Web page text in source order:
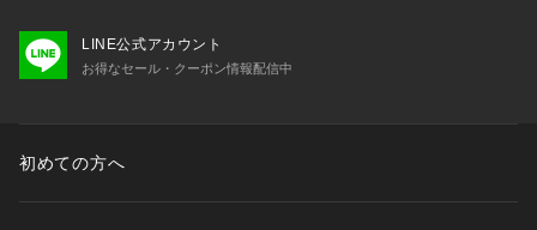
LINE公式アカウント
お得なセール・クーポン情報配信中
初めての方へ